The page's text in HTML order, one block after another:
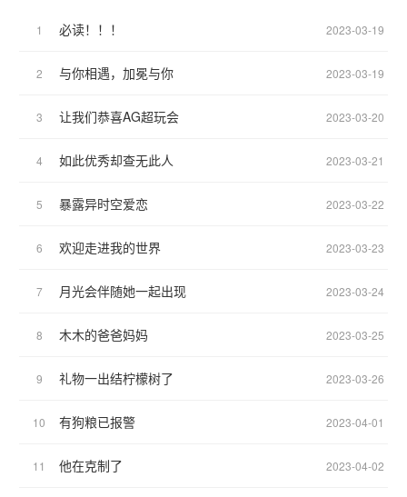
1 必读！！！ 2023-03-19
2 与你相遇，加冕与你 2023-03-19
3 让我们恭喜AG超玩会 2023-03-20
4 如此优秀却查无此人 2023-03-21
5 暴露异时空爱恋 2023-03-22
6 欢迎走进我的世界 2023-03-23
7 月光会伴随她一起出现 2023-03-24
8 木木的爸爸妈妈 2023-03-25
9 礼物一出结柠檬树了 2023-03-26
10 有狗粮已报警 2023-04-01
11 他在克制了 2023-04-02